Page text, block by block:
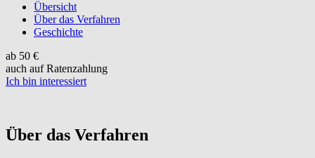
Übersicht
Über das Verfahren
Geschichte
ab 50 €
auch auf Ratenzahlung
Ich bin interessiert
Über das Verfahren